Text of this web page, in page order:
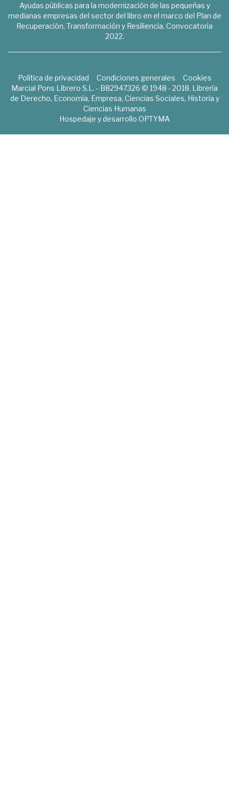
Ayudas públicas para la modernización de las pequeñas y
medianas empresas del sector del libro en el marco del Plan de
Recuperación, Transformación y Resiliencia. Convocatoria
2022.
Política de privacidad Condiciones generales
Cookies
Marcial Pons Librero S.L. - B82947326 © 1948 - 2018. Librería
de Derecho, Economía, Empresa, Ciencias Sociales, Historia y
Ciencias Humanas
Hospedaje y desarrollo OPTYMA